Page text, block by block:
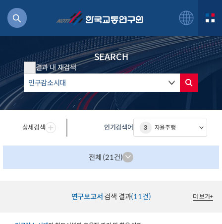
SEARCH
결과 내 재검색
인기검색어 3 자율주행
상세검색
전체 (21건)
연구보고서 검색 결과(11건) 더 보기+